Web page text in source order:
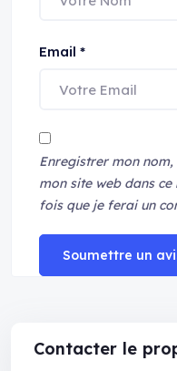
Email *
Enregistrer mon
mon site web dans
fois que je ferai un
Soumettre un
Contacter le